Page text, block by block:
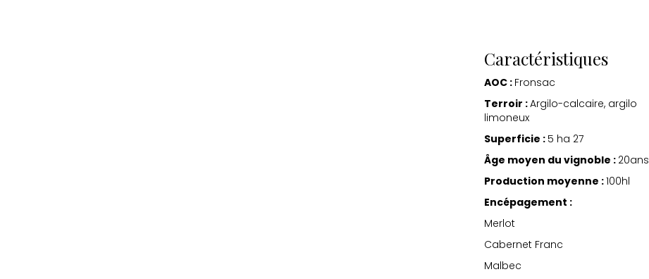
Caractéristiques
AOC : Fronsac
Terroir :Argilo-calcaire, argilo
limoneux
Superficie : 5 ha 27
Âge moyen du vignoble : 20ans
Production moyenne :100hl
Encépagement :
Merlot
Cabernet Franc
Malbec